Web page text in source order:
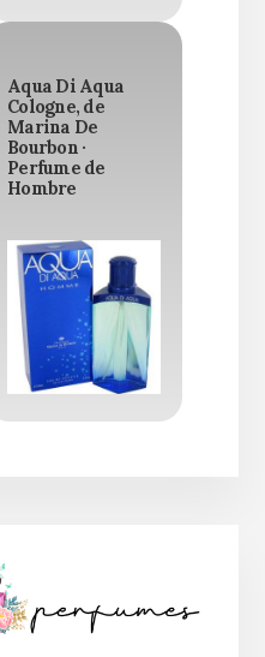
Aqua Di Aqua
Cologne, de
Marina De
Bourbon ·
Perfume de
Hombre